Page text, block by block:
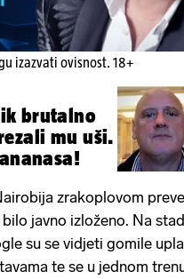
izazvati ovisnost. 18+
brutalno
mu uši.
zrakoplovom
javno izloženo. Na
su se vidjeti gomile
te se u jednom